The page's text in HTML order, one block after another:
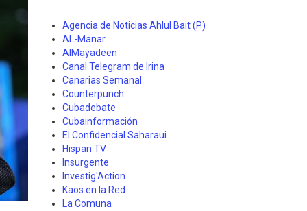
Agencia de Noticias Ahlul Bait (P)
AL-Manar
AlMayadeen
Canal Telegram de Irina
Canarias Semanal
Counterpunch
Cubadebate
Cubainformación
El Confidencial Saharaui
Hispan TV
Insurgente
Investig'Action
Kaos en la Red
La Comuna